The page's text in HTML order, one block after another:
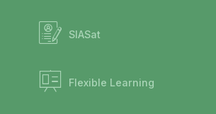
SIASat
Flexible Learning